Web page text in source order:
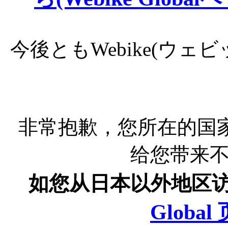
今後ともWebike(ウェ
非常抱歉，您所在的国
给您带来
如您从日本以外地区
Global